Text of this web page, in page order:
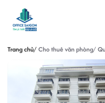
Trang chủ Cho thuê văn phòng